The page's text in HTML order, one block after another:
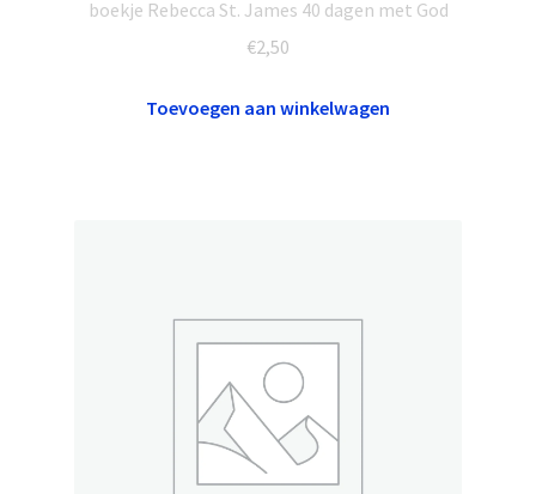
boekje Rebecca St. James 40 dagen met God
€2,50
Toevoegen aan winkelwagen